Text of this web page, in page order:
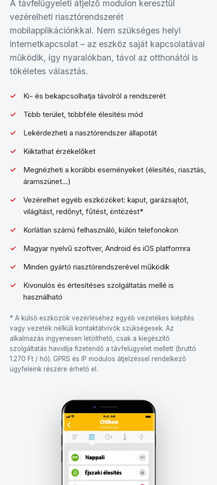
A távfelügyeleti átjelző modulon keresztül
vezérelheti riasztórendszerét
mobilapplikációnkkal. Nem szükséges helyi
internetkapcsolat – az eszköz saját kapcsolatával
működik, így nyaralókban, távol az otthonától is
tökéletes választás.
Ki- és bekapcsolhatja távolról a rendszerét
Több terület, többféle élesítési mód
Lekérdezheti a riasztórendszer állapotát
Kiiktathat érzékelőket
Megnézheti a korábbi eseményeket (élesítés, riasztás,
áramszünet…)
Vezérelhet egyéb eszközöket: kaput, garázsajtót,
világítást, redőnyt, fűtést, öntözést*
Korlátlan számú felhasználó, külön telefonokon
Magyar nyelvű szoftver, Android és iOS platformra
Minden gyártó riasztórendszerével működik
Kivonulós és értesítéses szolgáltatás mellé is
használható
* A külső eszközök vezérléséhez egyéb vezetékes kiépítés
vagy vezeték nélküli kontaktátvivők szükségesek. Az
alkalmazás ingyenesen letölthető, csak a kiegészítő
szolgáltatás havidíja fizetendő a távfelügyelet mellett (bruttó
1.270 Ft / hó). GPRS és IP modulos átjelzéssel rendelkező
ügyfeleink részére érhető el.